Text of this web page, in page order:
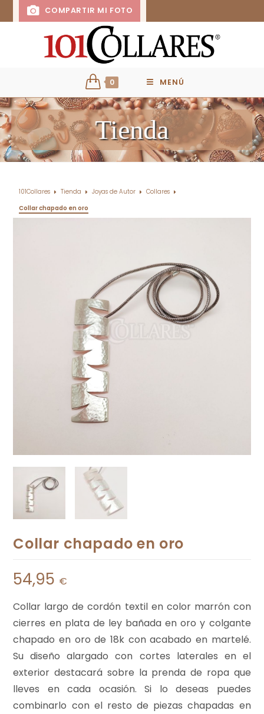
COMPARTIR MI FOTO
0 MENÚ
Tienda
101Collares Tienda Joyas de Autor
Collares
Collar chapado en oro
Collar chapado en oro
54,95 €
Collar largo de cordón textil en color marrón con
cierres en plata de ley bañada en oro y colgante
chapado en oro de 18k con acabado en martelé.
Su diseño alargado con cortes laterales en el
exterior destacará sobre la prenda de ropa que
lleves en cada ocasión. Si lo deseas puedes
combinarlo con el resto de piezas chapadas en